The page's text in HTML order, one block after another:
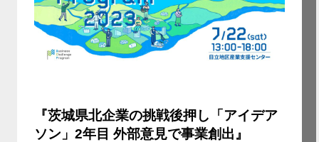
『茨城県北企業の挑戦後押し「アイデア
ソン」2年目 外部意見で事業創出』